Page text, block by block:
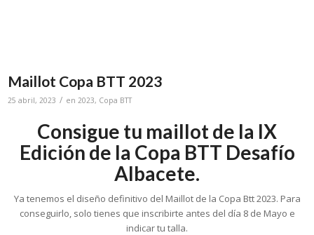
Maillot Copa BTT 2023
25 abril, 2023 / en2023, Copa BTT
Consigue tu maillot de la IX
Edición de la Copa BTT Desafío
Albacete.
Ya tenemos el diseño definitivo del Maillot de la Copa Btt 2023. Para
conseguirlo, solo tienes que inscribirte antes del día 8 de Mayo e
indicar tu talla.